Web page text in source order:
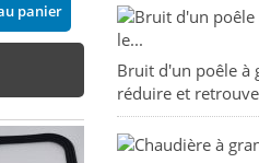
panier
Bruit d'un poêle à
réduire et